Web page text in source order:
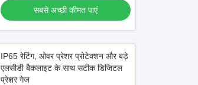
सबसे अच्छी कीमत पाएं
IP65 रेटिंग, ओवर प्रेशर प्रोटेक्शन और बड़े
एलसीडी बैकलाइट के साथ सटीक डिजिटल
प्रेशर गेज